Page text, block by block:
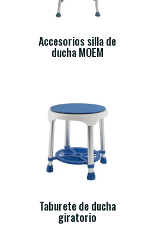
Accesorios silla de
ducha MOEM
Taburete de ducha
giratorio